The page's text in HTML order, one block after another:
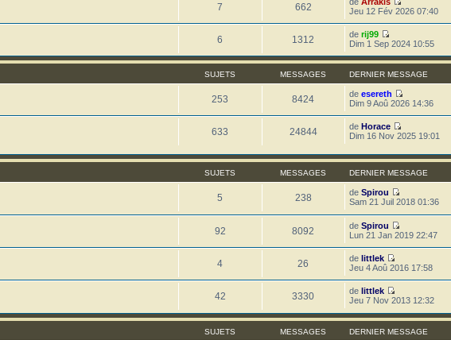
7 662
Jeu 12 Fév 2026 07:40
6 1312 derij99
Dim 1 Sep 2024 10:55
SUJETS MESSAGES DERNIER MESSAGE
253 8424 deesereth
Dim 9 Aoû 2026 14:36
633 24844 de Horace
Dim 16 Nov 2025 19:01
SUJETS MESSAGES DERNIER MESSAGE
5 238 deSpirou
Sam 21 Juil 2018 01:36
92 8092 deSpirou
Lun 21 Jan 2019 22:47
4 26 de littlek
Jeu 4 Aoû 2016 17:58
42 3330 de littlek
Jeu 7 Nov 2013 12:32
SUJETS MESSAGES DERNIER MESSAGE